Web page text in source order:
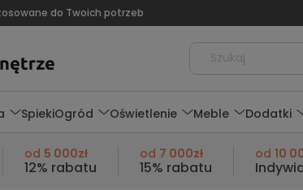
do Twoich potrzeb
SpiekiOgród Oświetlenie Meble Dodatki
od 5 000zł
12% rabatu
od 7 000zł
15% rabatu
od 10